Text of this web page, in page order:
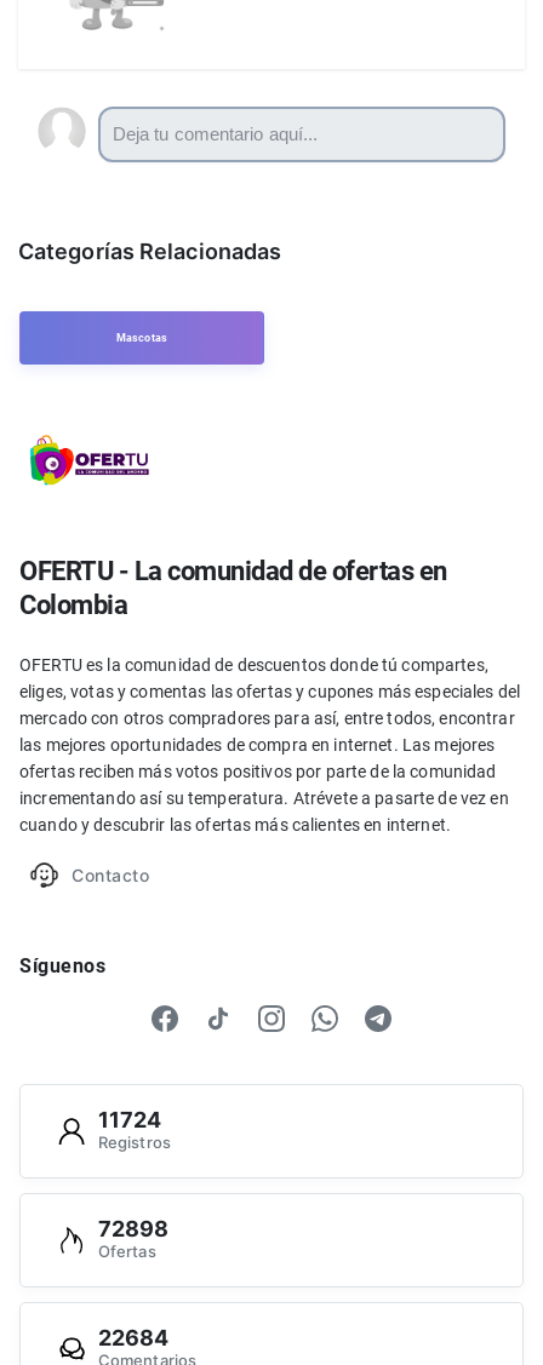
Categorías Relacionadas
Mascotas
OFERTU - La comunidad de ofertas en
Colombia
OFERTU es la comunidad de descuentos donde tú compartes,
eliges, votas y comentas las ofertas y cupones más especiales del
mercado con otros compradores para así, entre todos, encontrar
las mejores oportunidades de compra en internet. Las mejores
ofertas reciben más votos positivos por parte de la comunidad
incrementando así su temperatura. Atrévete a pasarte de vez en
cuando y descubrir las ofertas más calientes en internet.
Contacto
Síguenos
11724
Registros
72898
Ofertas
22684
Comentarios